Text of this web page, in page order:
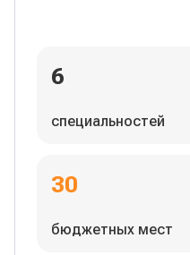
6
специальностей
30
бюджетных мест